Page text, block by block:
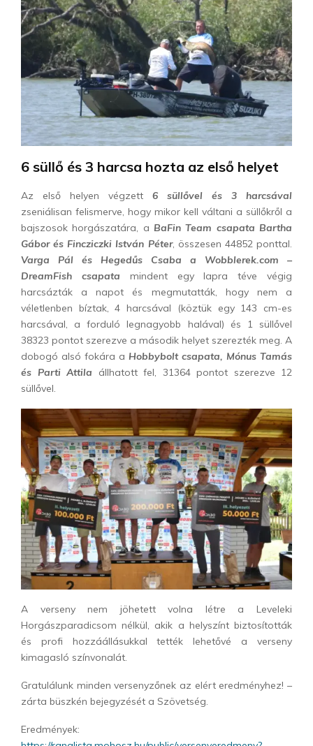
6 süllő és 3 harcsa hozta az első helyet
Az első helyen végzett 6 süllővel és 3 harcsával
zseniálisan felismerve, hogy mikor kell váltani a süllőkről a
bajszosok horgászatára, a BaFin Team csapata Bartha
Gábor és Fincziczki István Péter, összesen 44852 ponttal.
Varga Pál és Hegedűs Csaba a Wobblerek.com –
DreamFish csapata mindent egy lapra téve végig
harcsázták a napot és megmutatták, hogy nem a
véletlenben bíztak, 4 harcsával (köztük egy 143 cm-es
harcsával, a forduló legnagyobb halával) és 1 süllővel
38323 pontot szerezve a második helyet szerezték meg. A
dobogó alsó fokára a Hobbybolt csapata, Mónus Tamás
és Parti Attila
állhatott fel, 31364 pontot szerezve 12
süllővel.
A verseny nem jöhetett volna létre a Leveleki
Horgászparadicsom nélkül, akik a helyszínt biztosították
és profi hozzáállásukkal tették lehetővé a verseny
kimagasló színvonalát.
Gratulálunk minden versenyzőnek az elért eredményhez! –
zárta büszkén bejegyzését a Szövetség.
Eredmények: